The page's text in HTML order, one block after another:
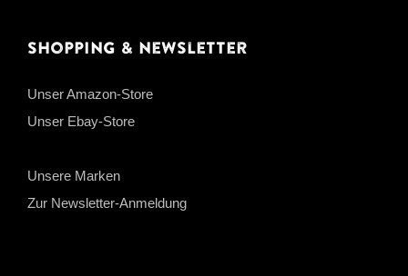
Shopping & Newsletter
Unser Amazon-Store
Unser Ebay-Store
Unsere Marken
Zur Newsletter-Anmeldung